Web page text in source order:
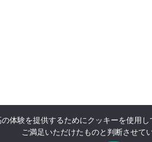
体験を提供するためにクッキーを使用
ご満足いただけたものと判断させて